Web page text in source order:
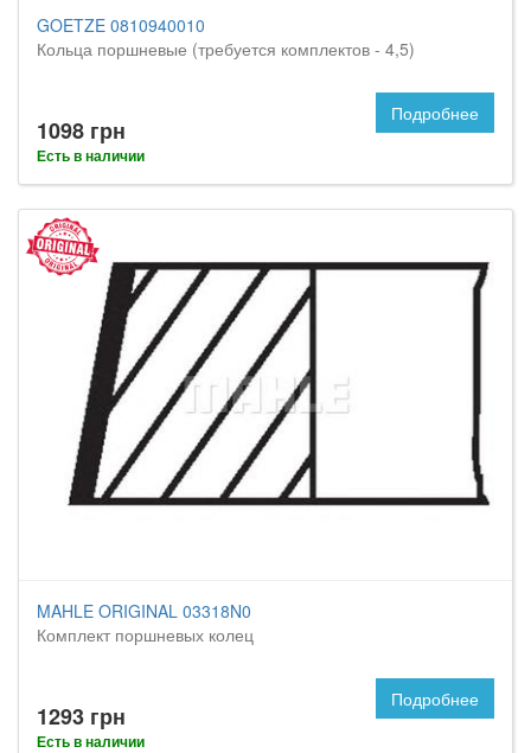
GOETZE 0810940010
Кольца поршневые (требуется комплектов - 4,5)
1098 грн
Есть в наличии
Подробнее
MAHLE ORIGINAL 03318N0
Комплект поршневых колец
1293 грн
Есть в наличии
Подробнее